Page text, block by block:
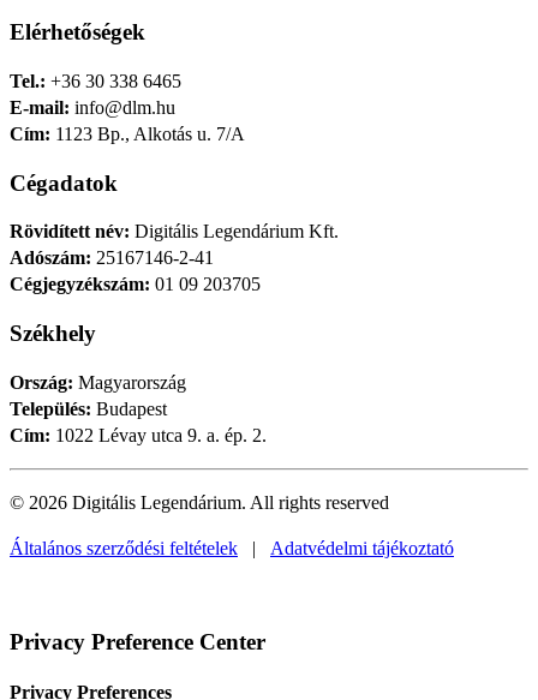
Elérhetőségek
Tel.: +36 30 338 6465
E-mail: info@dlm.hu
Cím: 1123 Bp., Alkotás u. 7/A
Cégadatok
Rövidített név: Digitális Legendárium Kft.
Adószám: 25167146-2-41
Cégjegyzékszám: 01 09 203705
Székhely
Ország: Magyarország
Település: Budapest
Cím: 1022 Lévay utca 9. a. ép. 2.
© 2026 Digitális Legendárium. All rights reserved
Általános szerződési feltételek | Adatvédelmi tájékoztató
Privacy Preference Center
Privacy Preferences